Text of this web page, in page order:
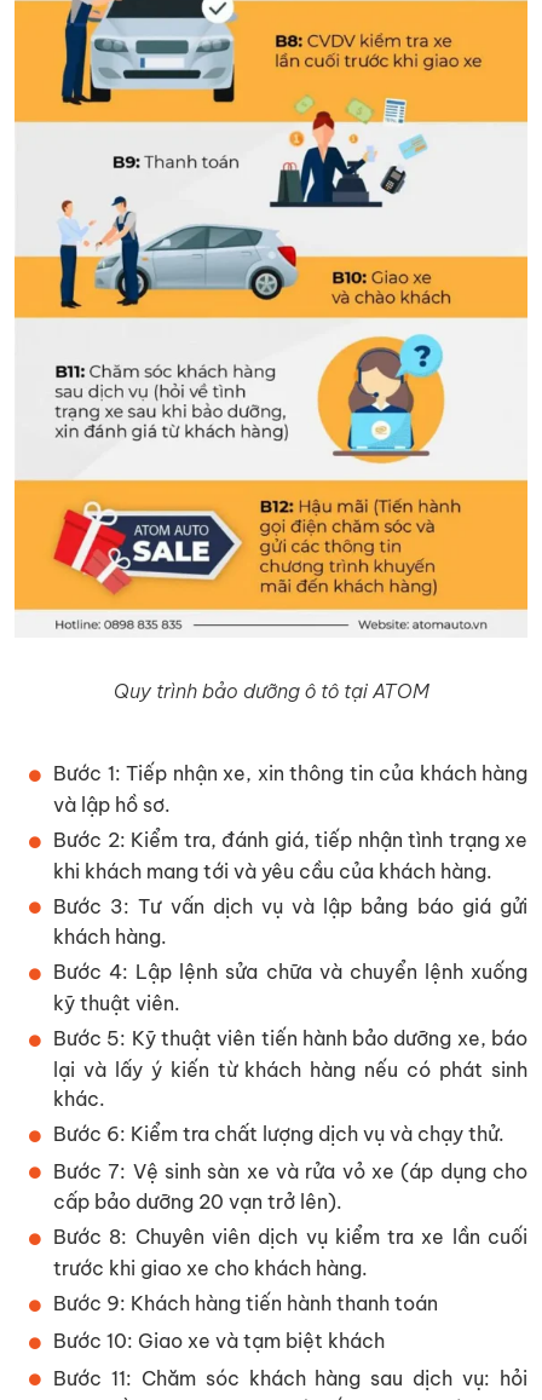
Quy trình bảo dưỡng ô tô tại ATOM
Bước 1: Tiếp nhận xe, xin thông tin của khách hàng
và lập hồ sơ.
Bước 2: Kiểm tra, đánh giá, tiếp nhận tình trạng xe
khi khách mang tới và yêu cầu của khách hàng.
Bước 3: Tư vấn dịch vụ và lập bảng báo giá gửi
khách hàng.
Bước 4: Lập lệnh sửa chữa và chuyển lệnh xuống
kỹ thuật viên.
Bước 5: Kỹ thuật viên tiến hành bảo dưỡng xe, báo
lại và lấy ý kiến từ khách hàng nếu có phát sinh
khác.
Bước 6: Kiểm tra chất lượng dịch vụ và chạy thử.
Bước 7: Vệ sinh sàn xe và rửa vỏ xe (áp dụng cho
cấp bảo dưỡng 20 vạn trở lên).
Bước 8: Chuyên viên dịch vụ kiểm tra xe lần cuối
trước khi giao xe cho khách hàng.
Bước 9: Khách hàng tiến hành thanh toán
Bước 10: Giao xe và tạm biệt khách
Bước 11: Chăm sóc khách hàng sau dịch vụ: hỏi